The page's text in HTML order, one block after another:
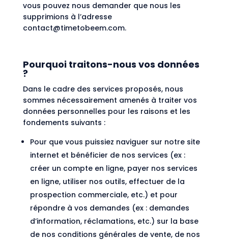
vous pouvez nous demander que nous les
supprimions à l’adresse
contact@timetobeem.com.
Pourquoi traitons-nous vos données
?
Dans le cadre des services proposés, nous
sommes nécessairement amenés à traiter vos
données personnelles pour les raisons et les
fondements suivants :
Pour que vous puissiez naviguer sur notre site
internet et bénéficier de nos services (ex :
créer un compte en ligne, payer nos services
en ligne, utiliser nos outils, effectuer de la
prospection commerciale, etc.) et pour
répondre à vos demandes (ex : demandes
d’information, réclamations, etc.) sur la base
de nos conditions générales de vente, de nos